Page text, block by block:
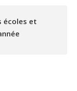
écoles et